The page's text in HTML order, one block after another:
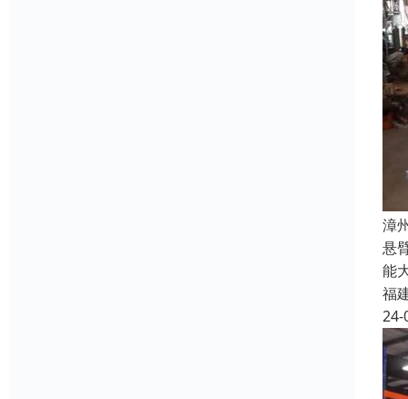
漳
悬
能
福
24-